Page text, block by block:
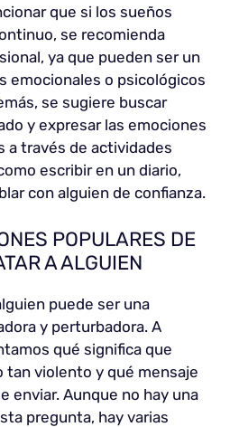
que si los sueños
se recomienda
ya que pueden ser un
emocionales o psicológicos
se sugiere buscar
y expresar las emociones
a través de actividades
escribir en un diario,
con alguien de confianza.
POPULARES DE
A ALGUIEN
puede ser una
y perturbadora. A
qué significa que
tan violento y qué mensaje
enviar. Aunque no hay una
pregunta, hay varias